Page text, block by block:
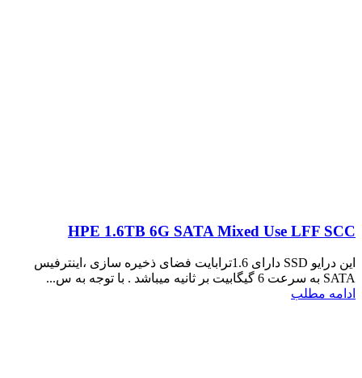
HPE 1.6TB 6G SATA Mixed Use LFF SCC
این درایو SSD دارای 1.6ترابایت فضای ذخیره سازی ،اینترفیس
SATA به سرعت 6 گیگابیت بر ثانیه میباشد . با توجه به س...
ادامه مطلب